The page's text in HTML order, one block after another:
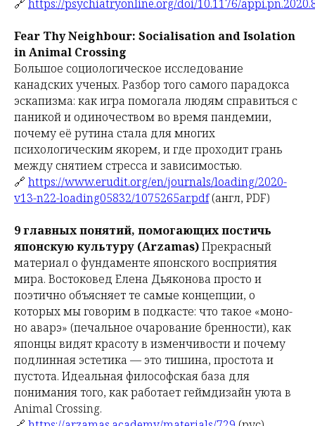
🔗 https://psychiatryonline.org/doi/10.1176/
Fear Thy Neighbour: Socialisation and Isolation
in Animal Crossing
Большое социологическое исследование
канадских ученых. Разбор того самого парадокса
эскапизма: как игра помогала людям справиться с
паникой и одиночеством во время пандемии,
почему её рутина стала для многих
психологическим якорем, и где проходит грань
между снятием стресса и зависимостью.
🔗 https://www.erudit.org/en/journals/loading/2020-
v13-n22-loading05832/1075265ar.pdf(англ, PDF)
9 главных понятий, помогающих постичь
японскую культуру (Arzamas)Прекрасный
материал о фундаменте японского восприятия
мира. Востоковед Елена Дьяконова просто и
поэтично объясняет те самые концепции, о
которых мы говорим в подкасте: что такое «моно-
но аварэ» (печальное очарование бренности), как
японцы видят красоту в изменчивости и почему
подлинная эстетика — это тишина, простота и
пустота. Идеальная философская база для
понимания того, как работает геймдизайн уюта в
Animal Crossing.